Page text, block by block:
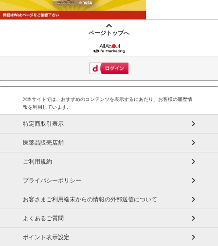
ページトップへ
※本サイトでは、おすすめのコンテンツを表示するにあたり、お客様の履歴情
報を利用しています。
特定商取引表示
医薬品販売店舗
ご利用規約
プライバシーポリシー
お客さまご利用端末からの情報の外部送信について
よくあるご質問
ポイント表示設定